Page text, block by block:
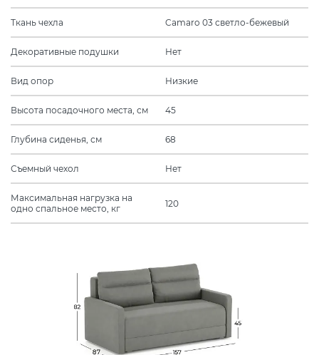
Ткань чехла Camaro 03 светло-бежевый
Декоративные подушки Нет
Вид опор Низкие
Высота посадочного места, см 45
Глубина сиденья, см 68
Съемный чехол Нет
Максимальная нагрузка на
одно спальное место, кг
120